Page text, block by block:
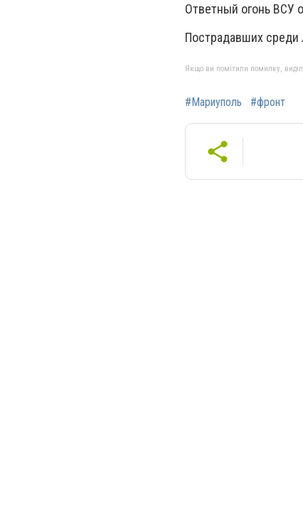
Ответный огонь ВСУ
Пострадавших среди
Якщо ви помітили помилку,
#Мариуполь #фронт